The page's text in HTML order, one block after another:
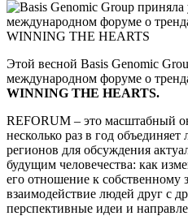
Этой весной Basis Genomic
международном форуме о
WINNING THE HEARTS.
REFORUM – это масштабный
несколько раз в год
регионов для обсуждения
будущим человечества: как
его отношение к собственному
взаимодействие людей друг с
перспективные идеи и